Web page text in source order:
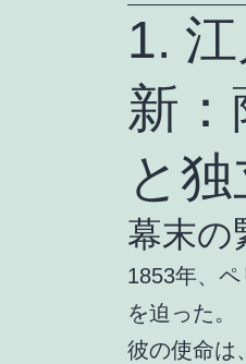
1.
新
と
幕末の
1853年、
を迫った。
彼の使命は